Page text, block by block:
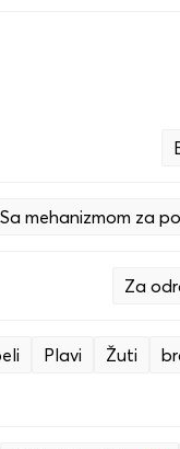
Sa mehanizmom za
Za
Plavi Žuti